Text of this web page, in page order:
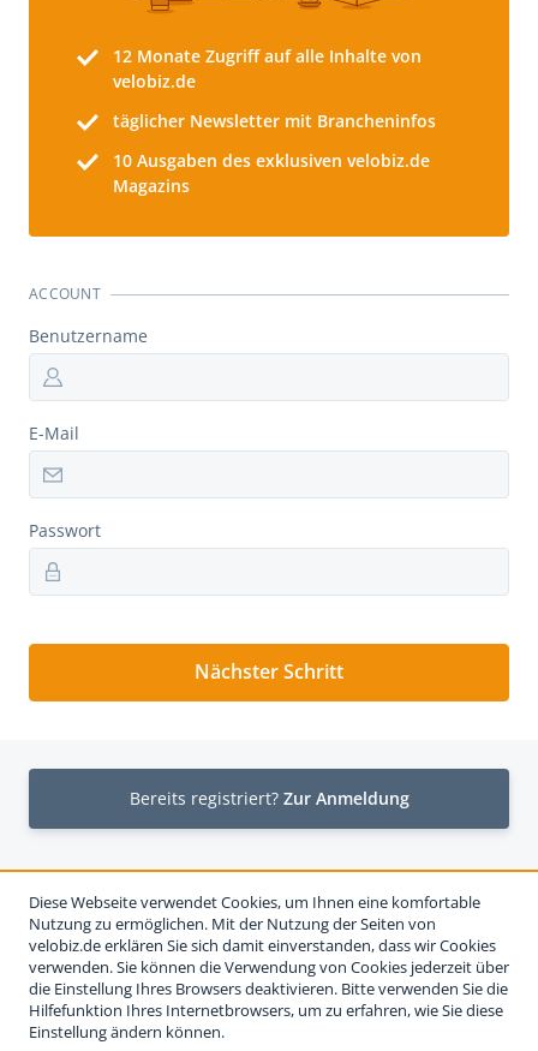
12 Monate Zugriff auf alle Inhalte von
velobiz.de
täglicher Newsletter mit Brancheninfos
10 Ausgaben des exklusiven velobiz.de
Magazins
ACCOUNT
Benutzername
E-Mail
Passwort
Nächster Schritt
Bereits registriert? Zur Anmeldung
Diese Webseite verwendet Cookies, um Ihnen eine komfortable
Nutzung zu ermöglichen. Mit der Nutzung der Seiten von
velobiz.de erklären Sie sich damit einverstanden, dass wir Cookies
verwenden. Sie können die Verwendung von Cookies jederzeit über
die Einstellung Ihres Browsers deaktivieren. Bitte verwenden Sie die
Hilfefunktion Ihres Internetbrowsers, um zu erfahren, wie Sie diese
Einstellung ändern können.